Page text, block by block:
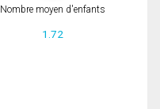
Nombre moyen d'enfants
1.72